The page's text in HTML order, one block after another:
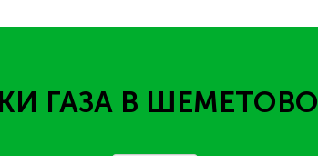
ГАЗА В ШЕМЕТОВО